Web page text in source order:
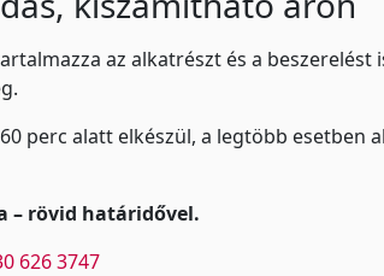
az alkatrészt és a beszerelést
perc alatt elkészül, a legtöbb esetben
– rövid határidővel.
626 3747